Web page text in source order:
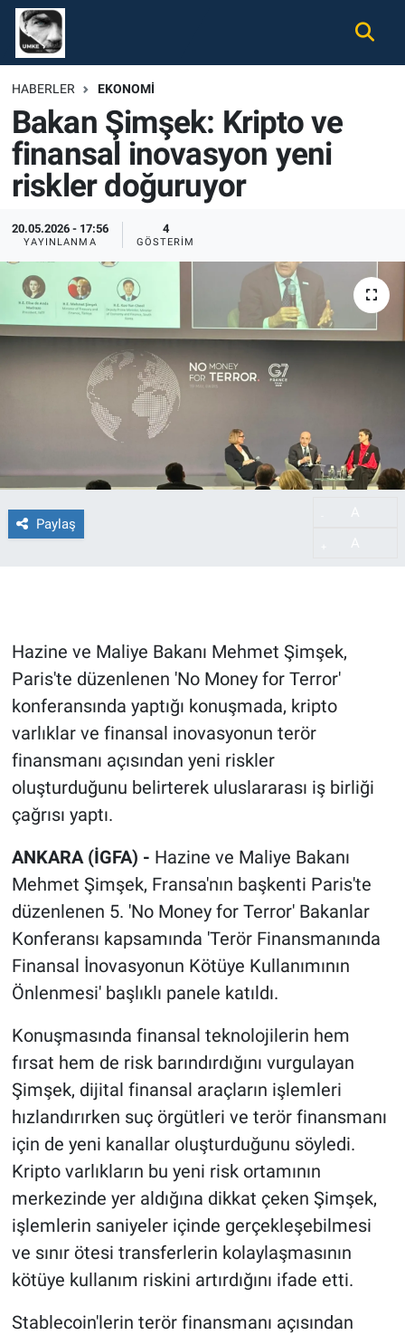
HABERLER EKONOMI
Bakan Şimşek: Kripto ve
finansal inovasyon yeni
riskler doğuruyor
20.05.2026 - 17:56
YAYINLANMA
4
GÖSTERIM
Paylaş
Hazine ve Maliye Bakanı Mehmet Şimşek,
Paris'te düzenlenen 'No Money for Terror'
konferansında yaptığı konuşmada, kripto
varlıklar ve finansal inovasyonun terör
finansmanı açısından yeni riskler
oluşturduğunu belirterek uluslararası iş birliği
çağrısı yaptı.
ANKARA (İGFA) - Hazine ve Maliye Bakanı
Mehmet Şimşek, Fransa'nın başkenti Paris'te
düzenlenen 5. 'No Money for Terror' Bakanlar
Konferansı kapsamında 'Terör Finansmanında
Finansal İnovasyonun Kötüye Kullanımının
Önlenmesi' başlıklı panele katıldı.
Konuşmasında finansal teknolojilerin hem
fırsat hem de risk barındırdığını vurgulayan
Şimşek, dijital finansal araçların işlemleri
hızlandırırken suç örgütleri ve terör finansmanı
için de yeni kanallar oluşturduğunu söyledi.
Kripto varlıkların bu yeni risk ortamının
merkezinde yer aldığına dikkat çeken Şimşek,
işlemlerin saniyeler içinde gerçekleşebilmesi
ve sınır ötesi transferlerin kolaylaşmasının
kötüye kullanım riskini artırdığını ifade etti.
Stablecoin'lerin terör finansmanı açısından
Gündem
Ekonomi
Spor
Tüm Haberler
İletişim
Künye
Nöbetçi Eczaneler
Hava Durumu
Namaz Vakitleri
Trafik Durumu
Süper Lig Puan Durumu ve Fikstür
Tüm Manşetler
Son Dakika Haberleri
Haber Arşivi